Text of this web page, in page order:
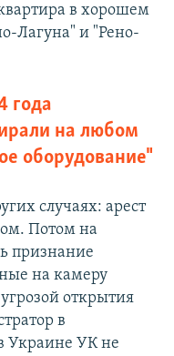
в хорошем
Лагуна" и "Рено-
года
на любом
оборудование"
случаях: арест
Потом на
признание
на камеру
открытия
в
Украине УК не